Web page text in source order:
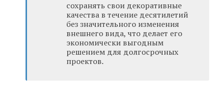
сохранять свои декоративные
качества в течение десятилетий
без значительного изменения
внешнего вида, что делает его
экономически выгодным
решением для долгосрочных
проектов.